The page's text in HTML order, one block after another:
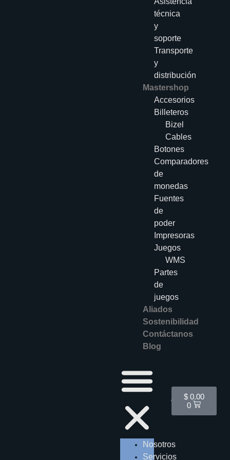
técnica
y
soporte
Transporte
y
distribución
Mastershop
Accesorios
Billeteros
Bizel
Cables
Botones
Comparadores
de
monedas
Fuentes
de
poder
Impresoras
Juegos
WMS
Partes
de
juegos
Aliados
Sostenibilidad
Contáctanos
Blog
Nosotros
Servicios
$0.00
0